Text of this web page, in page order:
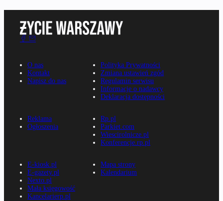
O nas
Kontakt
Napisz do nas
Polityka Prywatności
Zmiana ustawień zgód
Regulamin serwisu
Informacje o nadawcy
Deklaracja dostępności
Reklama
Ogłoszenia
Rp.pl
Parkiet.com
Wiescirolnicze.pl
Konferencje.rp.pl
E-kiosk.pl
E-gazety.pl
Nexto.pl
Mała księgowość
Kancelarierp.pl
Mapa strony
Kalendarium